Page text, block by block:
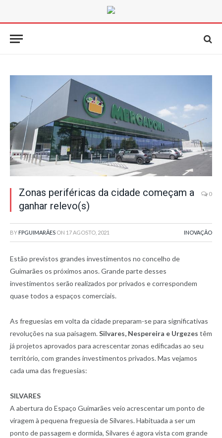
Zonas periféricas da cidade começam a
ganhar relevo(s)
0
BY FPGUIMARÃES ON 17 AGOSTO, 2021 INOVAÇÃO
Estão previstos grandes investimentos no concelho de
Guimarães os próximos anos. Grande parte desses
investimentos serão realizados por privados e correspondem
quase todos a espaços comerciais.
As freguesias em volta da cidade preparam-se para significativas
revoluções na sua paisagem.Silvares, Nespereira e Urgezes têm
já projetos aprovados para acrescentar zonas edificadas ao seu
território, com grandes investimentos privados. Mas vejamos
cada uma das freguesias:
SILVARES
A abertura do Espaço Guimarães veio acrescentar um ponto de
viragem à pequena freguesia de Silvares. Habituada a ser um
ponto de passagem e dormida, Silvares é agora vista com grande